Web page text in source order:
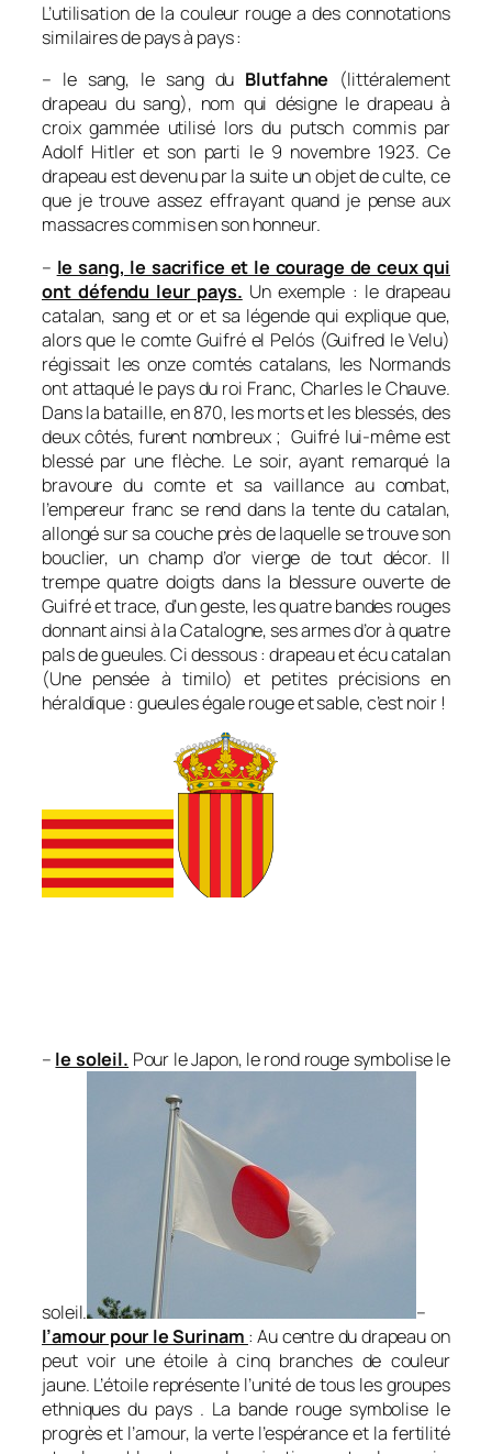
L’utilisation de la couleur rouge a des connotations
similaires de pays à pays :
– le sang, le sang du Blutfahne (littéralement
drapeau du sang), nom qui désigne le drapeau à
croix gammée utilisé lors du putsch commis par
Adolf Hitler et son parti le 9 novembre 1923. Ce
drapeau est devenu par la suite un objet de culte, ce
que je trouve assez effrayant quand je pense aux
massacres commis en son honneur.
– le sang, le sacrifice et le courage de ceux qui
ont défendu leur pays. Un exemple : le drapeau
catalan, sang et or et sa légende qui explique que,
alors que le comte Guifré el Pelós (Guifred le Velu)
régissait les onze comtés catalans, les Normands
ont attaqué le pays du roi Franc, Charles le Chauve.
Dans la bataille, en 870, les morts et les blessés, des
deux côtés, furent nombreux ; Guifré lui-même est
blessé par une flèche. Le soir, ayant remarqué la
bravoure du comte et sa vaillance au combat,
l’empereur franc se rend dans la tente du catalan,
allongé sur sa couche près de laquelle se trouve son
bouclier, un champ d’or vierge de tout décor. Il
trempe quatre doigts dans la blessure ouverte de
Guifré et trace, d’un geste, les quatre bandes rouges
donnant ainsi à la Catalogne, ses armesd’or à quatre
pals de gueules. Ci dessous : drapeau et écu catalan
(Une pensée à timilo) et petites précisions en
héraldique : gueules égale rouge et sable, c’est noir !
– le soleil. Pour le Japon, le rond rouge symbolise le
soleil.
–
l’amour pour le Surinam : Au centre du drapeau on
peut voir une étoile à cinq branches de couleur
jaune. L’étoile représente l’unité de tous les groupes
ethniques du pays . La bande rouge symbolise le
progrès et l’amour, la verte l’espérance et la fertilité